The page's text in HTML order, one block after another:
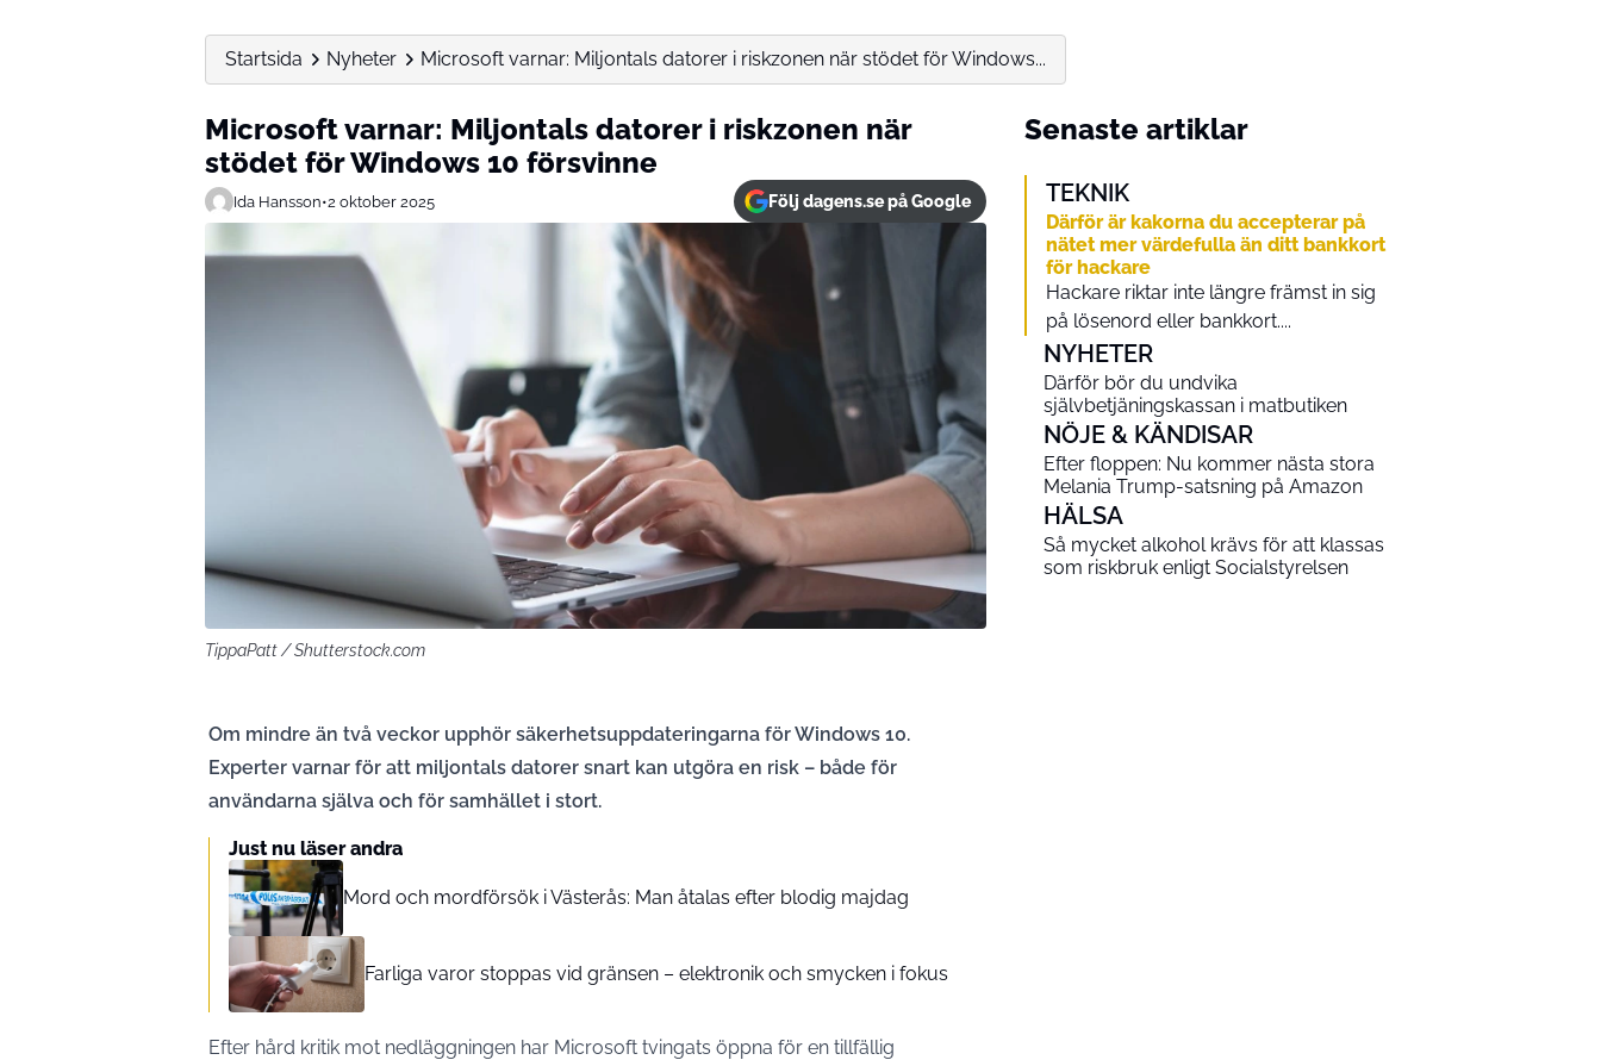
Startsida Nyheter Microsoft varnar: Miljontals datorer i riskzonen när stödet för Windows...
Microsoft varnar: Miljontals datorer i riskzonen när
stödet för Windows 10 försvinne
Ida Hansson•2 oktober 2025 Följ dagens.se på Google
TippaPatt / Shutterstock.com
Om mindre än två veckor upphör säkerhetsuppdateringarna för Windows 10.
Experter varnar för att miljontals datorer snart kan utgöra en risk – både för
användarna själva och för samhället i stort.
Just nu läser andra
Mord och mordförsök i Västerås: Man åtalas efter blodig majdag
Farliga varor stoppas vid gränsen – elektronik och smycken i fokus
Efter hård kritik mot nedläggningen har Microsoft tvingats öppna för en tillfällig
Senaste artiklar
TEKNIK
Därför är kakorna du accepterar på
nätet mer värdefulla än ditt bankkort
för hackare
Hackare riktar inte längre främst in sig
på lösenord eller bankkort....
NYHETER
Därför bör du undvika
självbetjäningskassan i matbutiken
NÖJE & KÄNDISAR
Efter floppen: Nu kommer nästa stora
Melania Trump-satsning på Amazon
HÄLSA
Så mycket alkohol krävs för att klassas
som riskbruk enligt Socialstyrelsen